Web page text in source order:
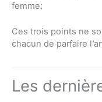
femme:
Ces trois points ne
chacun de parfaire
Les